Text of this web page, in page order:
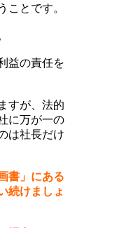
ことです。
益の責任を
すが、法的
に万が一の
は社長だけ
書」にある
続けましょ